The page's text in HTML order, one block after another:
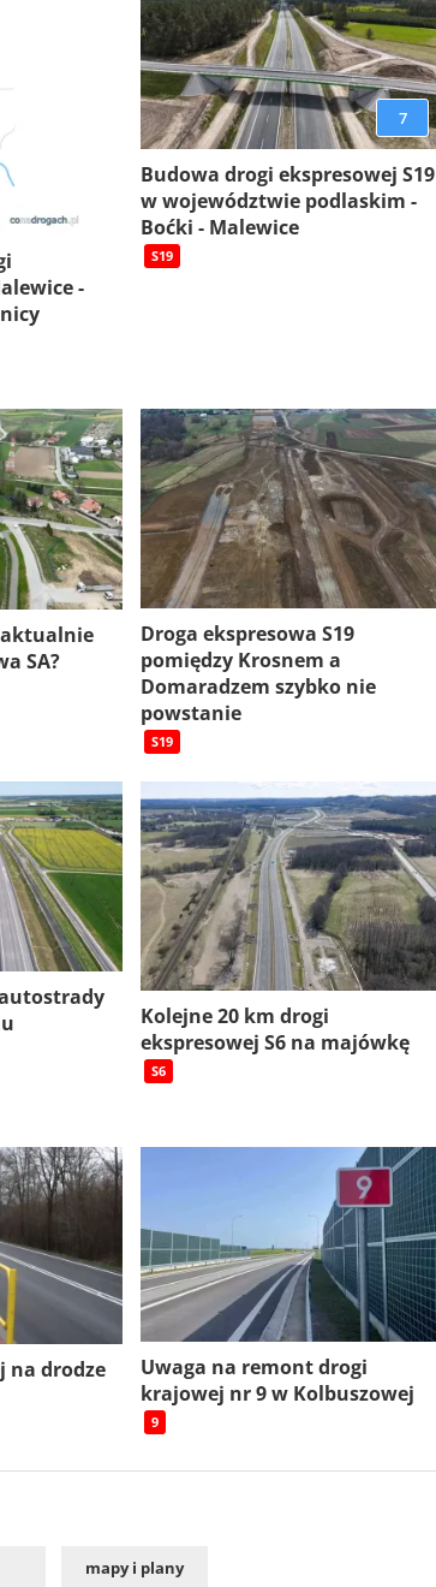
-
7
Budowa drogi ekspresowej S19
w województwie podlaskim -
Boćki - Malewice
S19
aktualnie
SA?
Droga ekspresowa S19
pomiędzy Krosnem a
Domaradzem szybko nie
powstanie
S19
Kolejne 20 km drogi
ekspresowej S6 na majówkę
S6
na drodze
Uwaga na remont drogi
krajowej nr 9 w Kolbuszowej
9
mapy i plany